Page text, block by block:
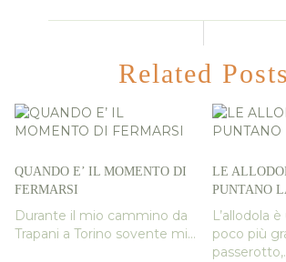
Related Posts
QUANDO E’ IL MOMENTO DI
FERMARSI
Durante il mio cammino da
Trapani a Torino sovente mi...
LE
PUNTANO
L’allodola
poco più